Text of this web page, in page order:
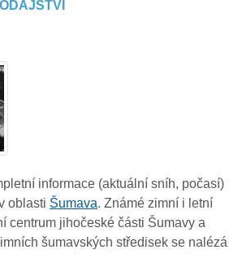
informace (aktuální sníh, počasí)
oblasti Šumava. Známé zimní i letní
centrum jihočeské části Šumavy a
šumavských středisek se nalézá